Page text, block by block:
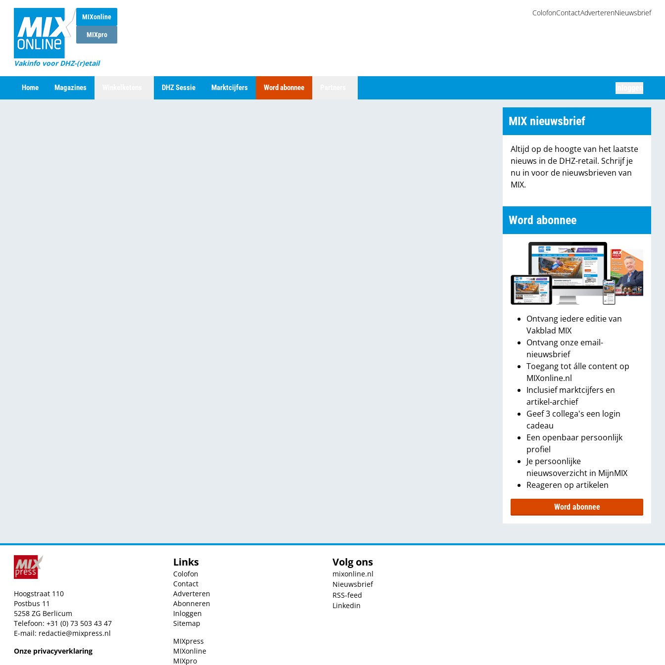
MIXonline
MIXpro
Vakinfo voor DHZ-(r)etail
ColofonContactAdverterenNieuwsbrief
Home Magazines DHZ Sessie Marktcijfers Word abonnee
MIX nieuwsbrief
Altijd op de hoogte van het laatste
nieuws in de DHZ-retail. Schrijf je
nu in voor de nieuwsbrieven van
MIX.
Word abonnee
Ontvang iedere editie van
Vakblad MIX
Ontvang onze email-
nieuwsbrief
Toegang tot álle content op
MIXonline.nl
Inclusief marktcijfers en
artikel-archief
Geef 3 collega's een login
cadeau
Een openbaar persoonlijk
profiel
Je persoonlijke
nieuwsoverzicht in MijnMIX
Reageren op artikelen
Word abonnee
Hoogstraat 110
Postbus 11
5258 ZG Berlicum
Telefoon: +31 (0) 73 503 43 47
E-mail: redactie@mixpress.nl
Onze privacyverklaring
Links
Colofon
Contact
Adverteren
Abonneren
Inloggen
Sitemap
MIXpress
MIXonline
MIXpro
Volg ons
mixonline.nl
Nieuwsbrief
RSS-feed
Linkedin